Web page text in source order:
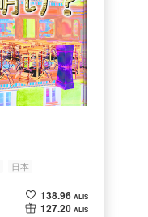
日本
138.96 ALIS
127.20 ALIS